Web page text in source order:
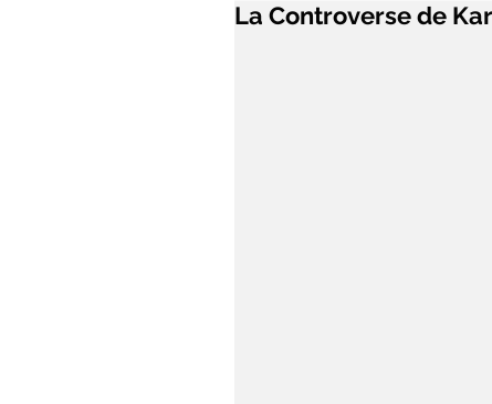
La Controverse de